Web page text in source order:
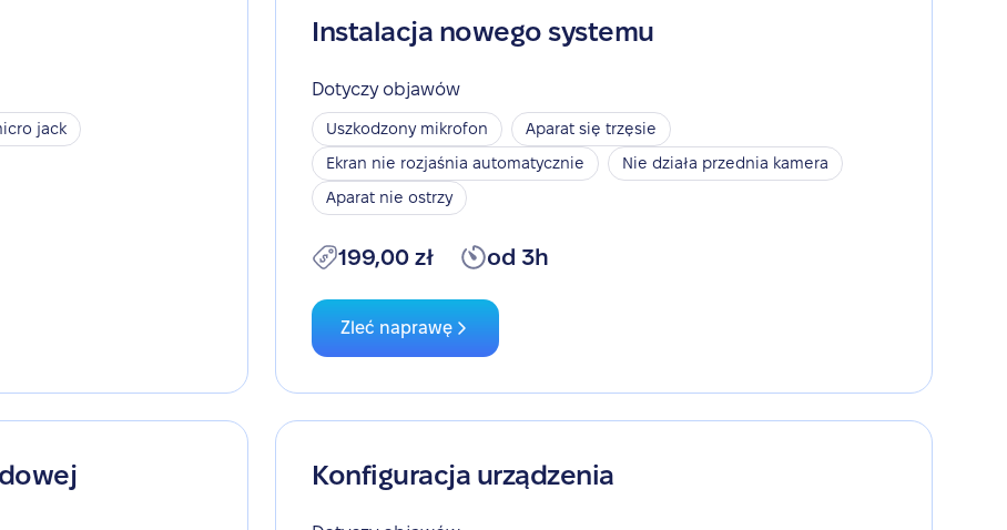
jack
Instalacja nowego systemu
Dotyczy objawów
Uszkodzony mikrofon
Aparat się trzęsie
Ekran nie rozjaśnia automatycznie
Nie działa przednia kamera
Aparat nie ostrzy
199,00 zł od 3h
Zleć naprawę
Konfiguracja urządzenia